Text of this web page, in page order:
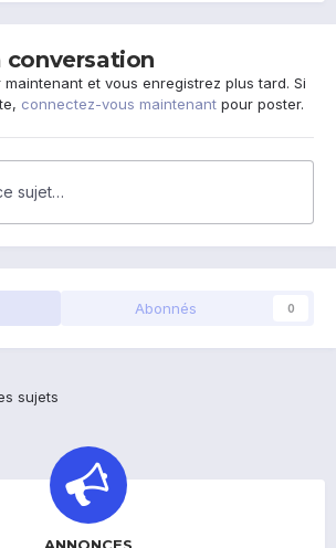
conversation
et vous enregistrez plus tard. Si
connectez-vous maintenant pour poster.
sujet…
Abonnés 0
sujets